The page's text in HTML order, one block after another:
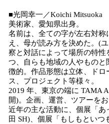
■光岡幸一／Koichi Mitsuoka
美術家、愛知県出身。
名前は、全ての字が左右対
え、母が読み方を決めた。(
察と対話によって場所の特
つ、自らも地域の人やもの
徴的。作品形態は立体、ド
ス、プロジェクト等様々。
2019 年、東京の端に TAMA
開)。企画、運営、ツアーをお
近年の主な活動に、個展「あ
田 SH)、個展「もしもといつ